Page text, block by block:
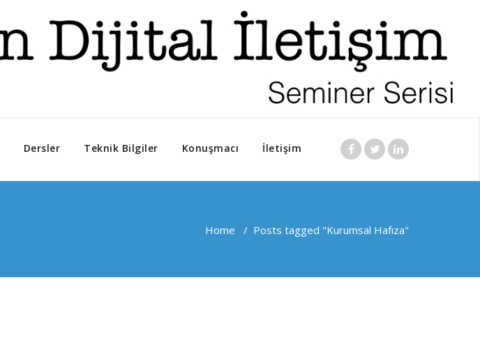
Dersler Teknik Bilgiler Konuşmacı İletişim
Home / Posts tagged "Kurumsal Hafıza"